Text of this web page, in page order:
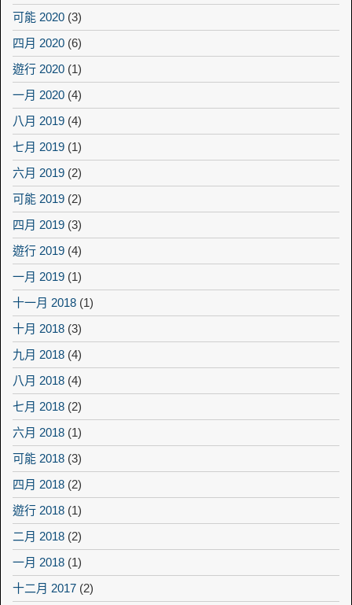
可能 2020 (3)
四月 2020 (6)
遊行 2020 (1)
一月 2020 (4)
八月 2019 (4)
七月 2019 (1)
六月 2019 (2)
可能 2019 (2)
四月 2019 (3)
遊行 2019 (4)
一月 2019 (1)
十一月 2018 (1)
十月 2018 (3)
九月 2018 (4)
八月 2018 (4)
七月 2018 (2)
六月 2018 (1)
可能 2018 (3)
四月 2018 (2)
遊行 2018 (1)
二月 2018 (2)
一月 2018 (1)
十二月 2017 (2)